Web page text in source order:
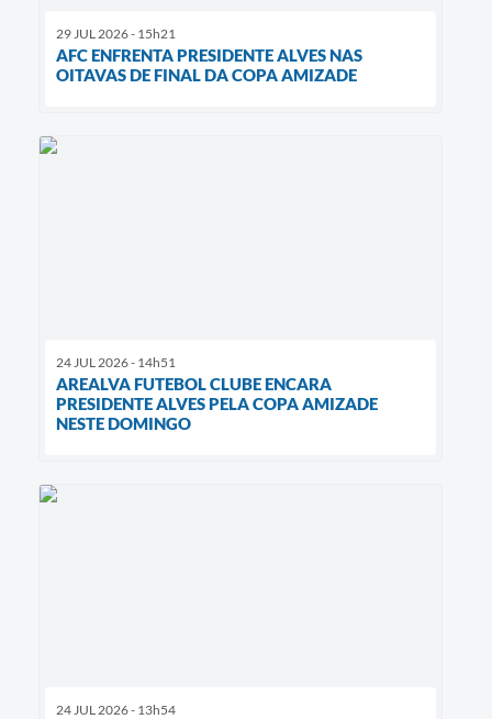
29 JUL 2026 - 15h21
AFC ENFRENTA PRESIDENTE ALVES NAS
OITAVAS DE FINAL DA COPA AMIZADE
24 JUL 2026 - 14h51
AREALVA FUTEBOL CLUBE ENCARA
PRESIDENTE ALVES PELA COPA AMIZADE
NESTE DOMINGO
24 JUL 2026 - 13h54